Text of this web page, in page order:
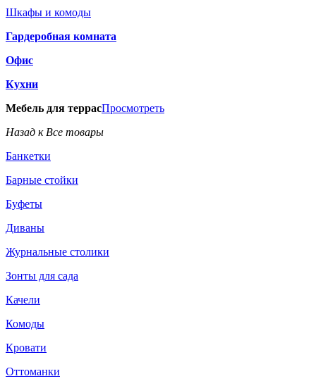
Шкафы и комоды
Гардеробная комната
Офис
Кухни
Мебель для террасПросмотреть
Назад к Все товары
Банкетки
Барные стойки
Буфеты
Диваны
Журнальные столики
Зонты для сада
Качели
Комоды
Кровати
Оттоманки